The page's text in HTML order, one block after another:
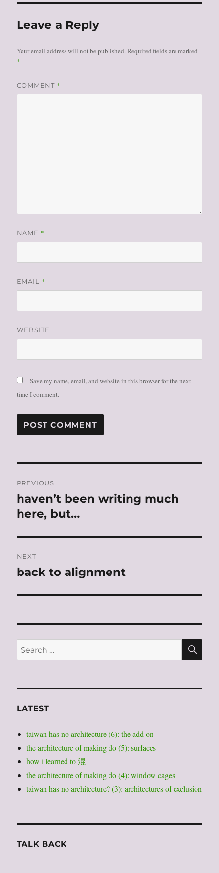
Leave a Reply
Your email address will not be published.Required fields are marked
*
COMMENT *
NAME *
EMAIL *
WEBSITE
Save my name, email, and website in this browser for the next
time I comment.
navigation
PREVIOUS
Previous
post:
haven’t been writing much
here, but…
NEXT
Next
back to alignment
Search
for:
LATEST
taiwan has no architecture (6): the add on
the architecture of making do (5): surfaces
how i learned to 混
the architecture of making do (4): window cages
taiwan has no architecture? (3): architectures of exclusion
TALK BACK